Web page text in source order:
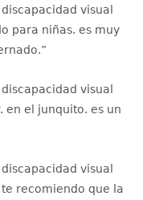
visual
para niñas. es muy
”
visual
en el junquito. es un
visual
recomiendo que la